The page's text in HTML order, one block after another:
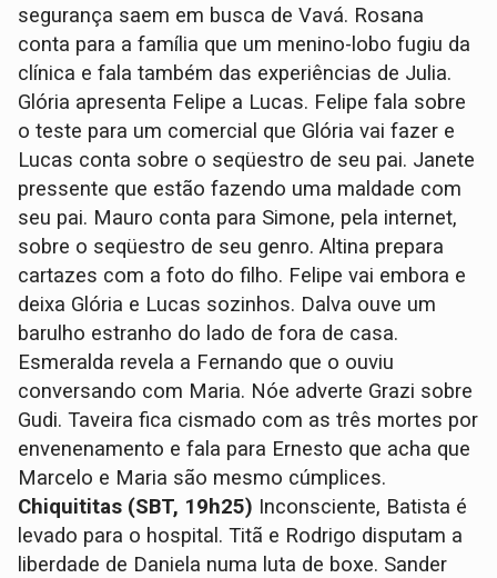
segurança saem em busca de Vavá. Rosana
conta para a família que um menino-lobo fugiu da
clínica e fala também das experiências de Julia.
Glória apresenta Felipe a Lucas. Felipe fala sobre
o teste para um comercial que Glória vai fazer e
Lucas conta sobre o seqüestro de seu pai. Janete
pressente que estão fazendo uma maldade com
seu pai. Mauro conta para Simone, pela internet,
sobre o seqüestro de seu genro. Altina prepara
cartazes com a foto do filho. Felipe vai embora e
deixa Glória e Lucas sozinhos. Dalva ouve um
barulho estranho do lado de fora de casa.
Esmeralda revela a Fernando que o ouviu
conversando com Maria. Nóe adverte Grazi sobre
Gudi. Taveira fica cismado com as três mortes por
envenenamento e fala para Ernesto que acha que
Marcelo e Maria são mesmo cúmplices.
Chiquititas (SBT, 19h25) Inconsciente, Batista é
levado para o hospital. Titã e Rodrigo disputam a
liberdade de Daniela numa luta de boxe. Sander